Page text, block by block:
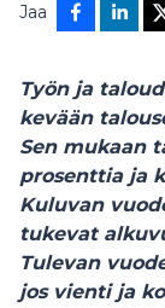
Jaa
Työn ja
kevään
Sen mukaan
prosenttia ja
Kuluvan
tukevat
Tulevan
jos vienti ja